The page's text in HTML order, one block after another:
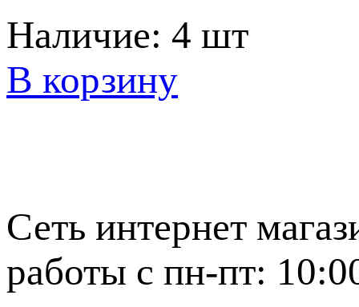
Наличие: 4 шт
В корзину
Сеть интернет
работы с пн-пт: